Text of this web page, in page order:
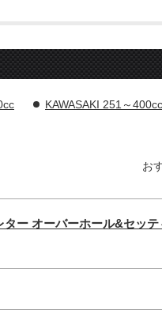
KAWASAKI 251～400cc
お
ー オーバーホール&セッテ